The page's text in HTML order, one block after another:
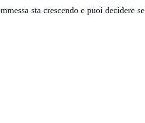
sta crescendo e puoi decidere se